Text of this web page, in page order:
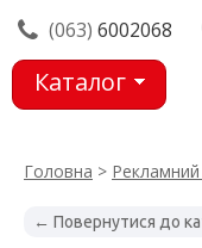
(063) 6002068
Каталог
Головна >
← Повернутися до